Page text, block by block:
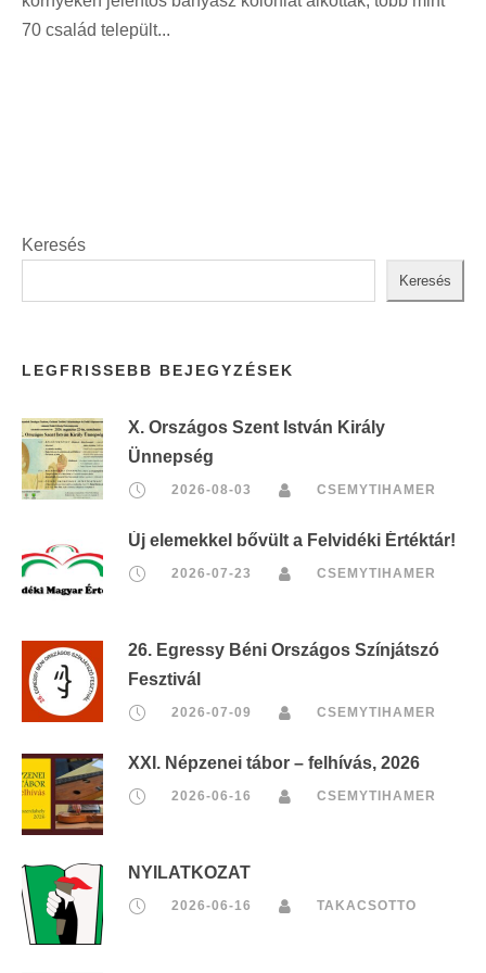
70 család települt...
Keresés
Keresés
LEGFRISSEBB BEJEGYZÉSEK
X. Országos Szent István Király
Ünnepség
2026-08-03 CSEMYTIHAMER
Új elemekkel bővült a Felvidéki Értéktár!
2026-07-23 CSEMYTIHAMER
26. Egressy Béni Országos Színjátszó
Fesztivál
2026-07-09 CSEMYTIHAMER
XXI. Népzenei tábor – felhívás, 2026
2026-06-16 CSEMYTIHAMER
NYILATKOZAT
2026-06-16 TAKACSOTTO